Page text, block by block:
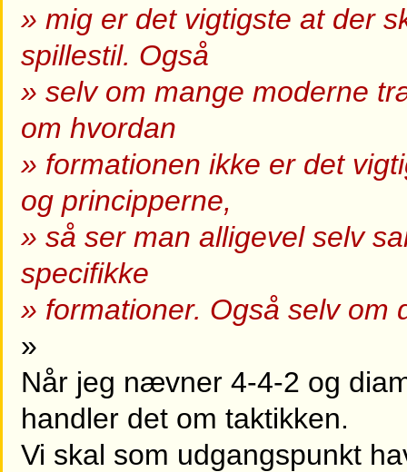
» mig er det vigtigste at der
spillestil. Også
» selv om mange moderne
om hvordan
» formationen ikke er det
og principperne,
» så ser man alligevel selv
specifikke
» formationer. Også selv om
»
Når jeg nævner 4-4-2 og
handler det om taktikken.
Vi skal som udgangspunkt